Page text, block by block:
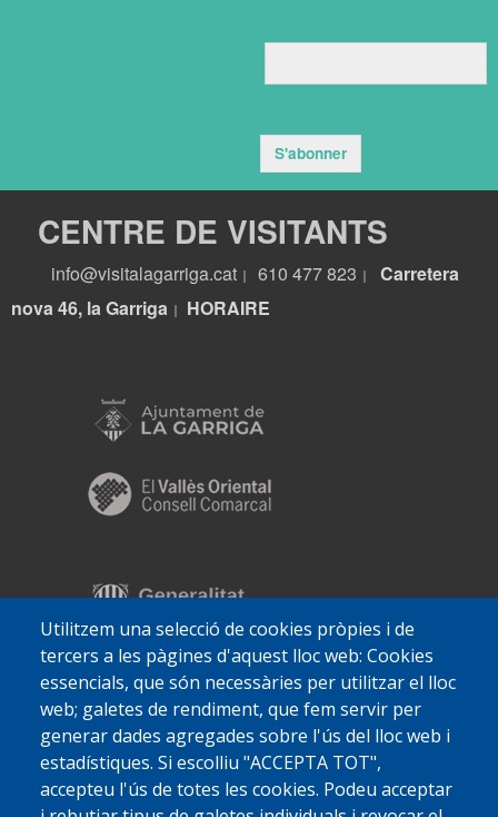
Utilitzem una selecció de cookies pròpies i de
tercers a les pàgines d'aquest lloc web: Cookies
essencials, que són necessàries per utilitzar el lloc
web; galetes de rendiment, que fem servir per
generar dades agregades sobre l'ús del lloc web i
estadístiques. Si escolliu "ACCEPTA TOT",
accepteu l'ús de totes les cookies. Podeu acceptar
S'abonner
CENTRE DE VISITANTS
info@visitalagarriga.cat 610 477 823
Carretera
nova 46, la Garriga
HORAIRE